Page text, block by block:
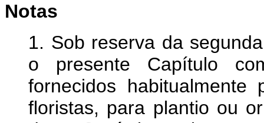
Notas
1. Sob reserva da
o presente Capítulo
fornecidos habitualmente
floristas, para plantio ou